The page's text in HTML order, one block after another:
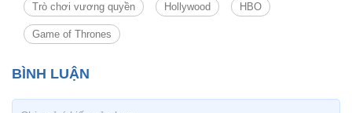
Trò chơi vương quyền Hollywood HBO
Game of Thrones